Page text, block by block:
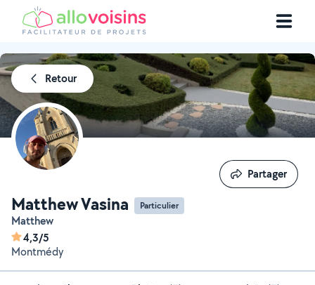
Retour
Matthew Vasina Particulier
Matthew
4,3/5
Montmédy
Partager
Partager